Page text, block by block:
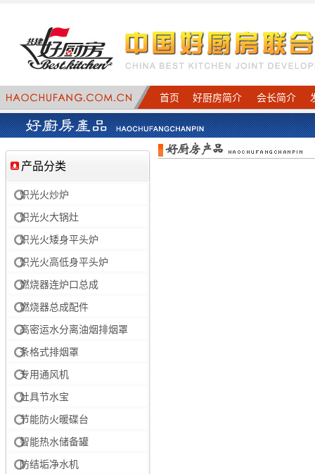
首页 好厨房简介 会长简介
产品分类
炽光火炒炉
炽光火大锅灶
炽光火矮身平头炉
炽光火高低身平头炉
燃烧器连炉口总成
燃烧器总成配件
高密运水分离油烟排烟罩
条格式排烟罩
专用通风机
灶具节水宝
节能防火暖碟台
智能热水储备罐
防结垢净水机